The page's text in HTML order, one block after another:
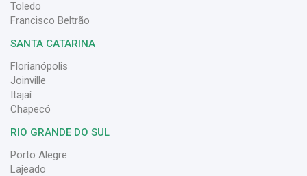
Toledo
Francisco Beltrão
SANTA CATARINA
Florianópolis
Joinville
Itajaí
Chapecó
RIO GRANDE DO SUL
Porto Alegre
Lajeado